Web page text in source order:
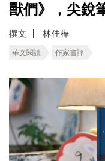
獸們》，尖銳
撰文 林佳樺
華文閱讀 作家書評